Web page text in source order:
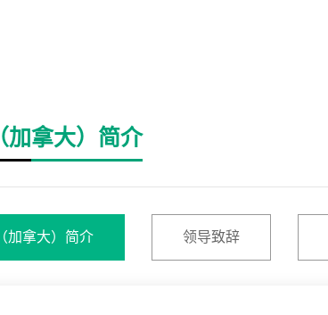
加拿大）简介
加拿大）简介 领导致辞